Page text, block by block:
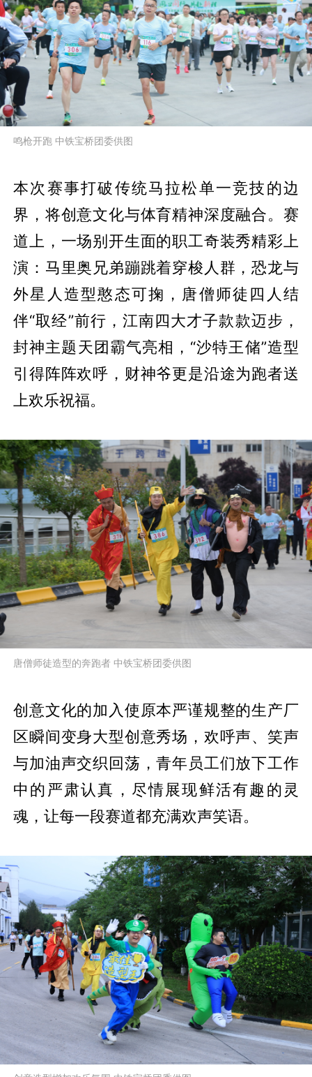
鸣枪开跑 中铁宝桥团委供图
本次赛事打破传统马拉松单一竞技的边
界，将创意文化与体育精神深度融合。赛
道上，一场别开生面的职工奇装秀精彩上
演：马里奥兄弟蹦跳着穿梭人群，恐龙与
外星人造型憨态可掬，唐僧师徒四人结
伴“取经”前行，江南四大才子款款迈步，
封神主题天团霸气亮相，“沙特王储”造型
引得阵阵欢呼，财神爷更是沿途为跑者送
上欢乐祝福。
唐僧师徒造型的奔跑者 中铁宝桥团委供图
创意文化的加入使原本严谨规整的生产厂
区瞬间变身大型创意秀场，欢呼声、笑声
与加油声交织回荡，青年员工们放下工作
中的严肃认真，尽情展现鲜活有趣的灵
魂，让每一段赛道都充满欢声笑语。